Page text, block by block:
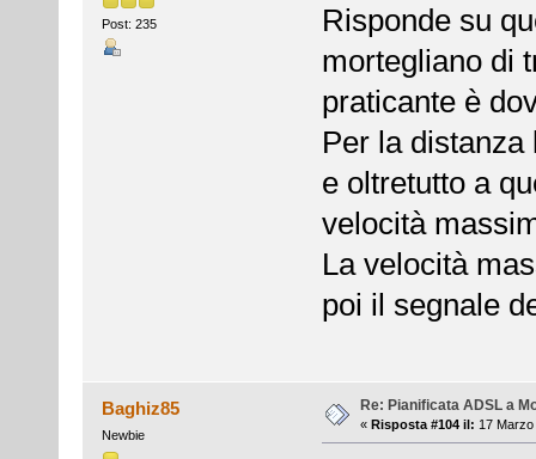
Post: 235
Risponde su
mortegliano di
praticante è
Per la
e oltretutto a
velocità
La velocità
poi il segnale
Baghiz85
Newbie
Re: Pianificata ADSL a
« Risposta #104 il: 17